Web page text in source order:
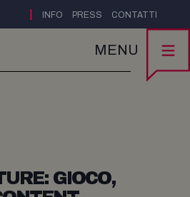
INFO PRESS CONTATTI
MENU
GIOCO,